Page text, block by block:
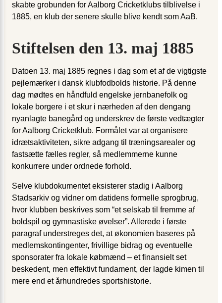
skabte grobunden for Aalborg Cricketklubs tilblivelse i
1885, en klub der senere skulle blive kendt som AaB.
Stiftelsen den 13. maj 1885
Datoen 13. maj 1885 regnes i dag som et af de vigtigste
pejlemærker i dansk klubfodbolds historie. På denne
dag mødtes en håndfuld engelske jernbanefolk og
lokale borgere i et skur i nærheden af den dengang
nyanlagte banegård og underskrev de første vedtægter
for Aalborg Cricketklub. Formålet var at organisere
idrætsaktiviteten, sikre adgang til træningsarealer og
fastsætte fælles regler, så medlemmerne kunne
konkurrere under ordnede forhold.
Selve klubdokumentet eksisterer stadig i Aalborg
Stadsarkiv og vidner om datidens formelle sprogbrug,
hvor klubben beskrives som “et selskab til fremme af
boldspil og gymnastiske øvelser”. Allerede i første
paragraf understreges det, at økonomien baseres på
medlemskontingenter, frivillige bidrag og eventuelle
sponsorater fra lokale købmænd – et finansielt set
beskedent, men effektivt fundament, der lagde kimen til
mere end et århundredes sportshistorie.